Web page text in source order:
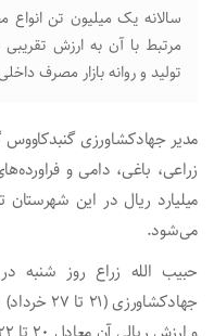
سالانه یک میلیون تن انواع
تولید و روانه بازار مصرف
مدیر جهادکشاورزی
میلیارد ریال در این
می‌شود.
حبیب الله زراع روز